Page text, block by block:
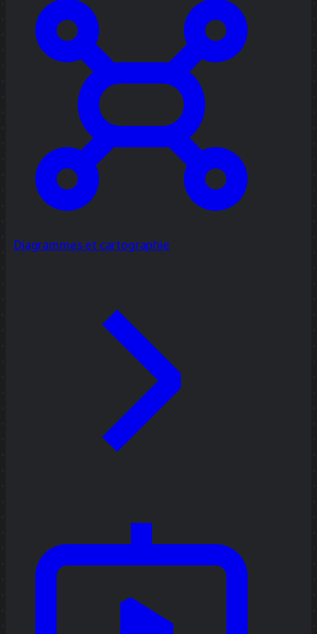
Diagrammes et cartographie